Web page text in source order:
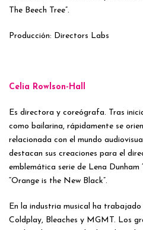
The Beech Tree”.
Producción: Directors Labs
Celia Rowlson-Hall
Es directora y coreógrafa. Tras
como bailarina, rápidamente se
relacionada con el mundo
destacan sus creaciones para el
emblemática serie de Lena Dunham
“Orange is the New Black”.
En la industria musical ha
Coldplay, Bleaches y MGMT. Los